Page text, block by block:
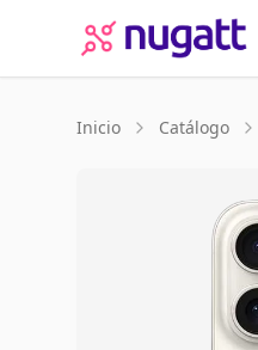
Inicio Catálogo